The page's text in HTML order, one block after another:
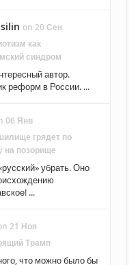
on 20 Сен
как
синдром
автор.
реформ в России. ...
06 Янв
грядет по
на позорище
убрать. Оно
...
21 Ноя
Трамп
что можно было бы